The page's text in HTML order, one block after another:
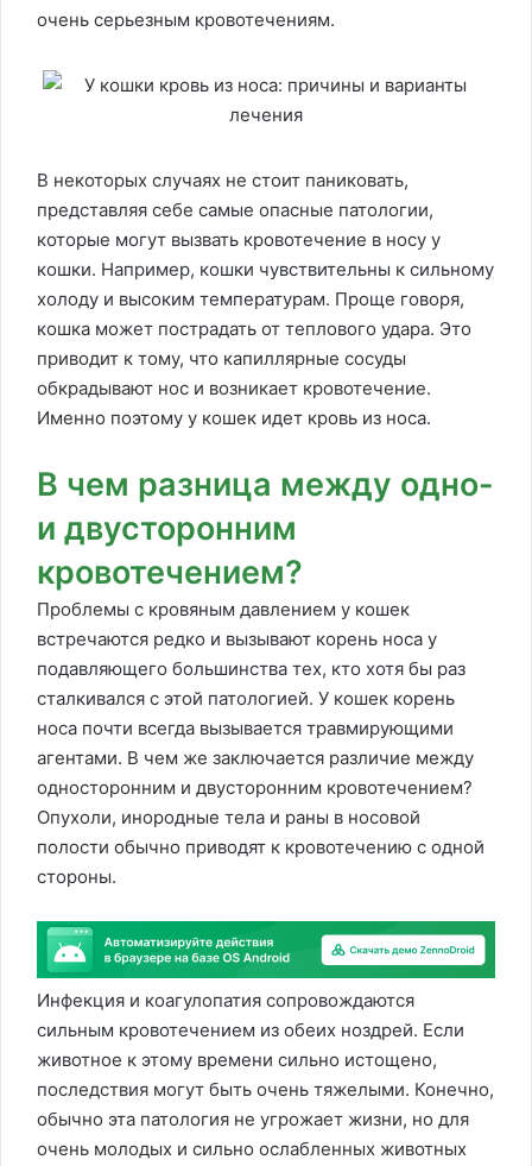
очень серьезным кровотечениям.
В некоторых случаях не стоит паниковать,
представляя себе самые опасные патологии,
которые могут вызвать кровотечение в носу у
кошки. Например, кошки чувствительны к сильному
холоду и высоким температурам. Проще говоря,
кошка может пострадать от теплового удара. Это
приводит к тому, что капиллярные сосуды
обкрадывают нос и возникает кровотечение.
Именно поэтому у кошек идет кровь из носа.
В чем разница между одно-
и двусторонним
кровотечением?
Проблемы с кровяным давлением у кошек
встречаются редко и вызывают корень носа у
подавляющего большинства тех, кто хотя бы раз
сталкивался с этой патологией. У кошек корень
носа почти всегда вызывается травмирующими
агентами. В чем же заключается различие между
односторонним и двусторонним кровотечением?
Опухоли, инородные тела и раны в носовой
полости обычно приводят к кровотечению с одной
стороны.
Инфекция и коагулопатия сопровождаются
сильным кровотечением из обеих ноздрей. Если
животное к этому времени сильно истощено,
последствия могут быть очень тяжелыми. Конечно,
обычно эта патология не угрожает жизни, но для
очень молодых и сильно ослабленных животных